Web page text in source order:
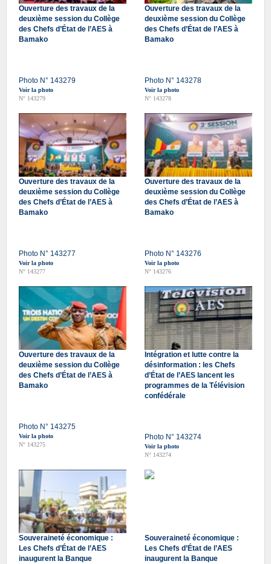
Ouverture des travaux de la
deuxième session du Collège
des Chefs d’État de l’AES à
Bamako
Photo N° 143279
Voir la photo
N° 143279
Ouverture des travaux de la
deuxième session du Collège
des Chefs d’État de l’AES à
Bamako
Photo N° 143278
Voir la photo
N° 143278
Ouverture des travaux de la
deuxième session du Collège
des Chefs d’État de l’AES à
Bamako
Photo N° 143277
Voir la photo
N° 143277
Ouverture des travaux de la
deuxième session du Collège
des Chefs d’État de l’AES à
Bamako
Photo N° 143276
Voir la photo
N° 143276
Ouverture des travaux de la
deuxième session du Collège
des Chefs d’État de l’AES à
Bamako
Photo N° 143275
Voir la photo
N° 143275
Intégration et lutte contre la
désinformation : les Chefs
d’État de l’AES lancent les
programmes de la Télévision
confédérale
Photo N° 143274
Voir la photo
N° 143274
Souveraineté économique :
Les Chefs d’État de l’AES
inaugurent la Banque
Souveraineté économique :
Les Chefs d’État de l’AES
inaugurent la Banque